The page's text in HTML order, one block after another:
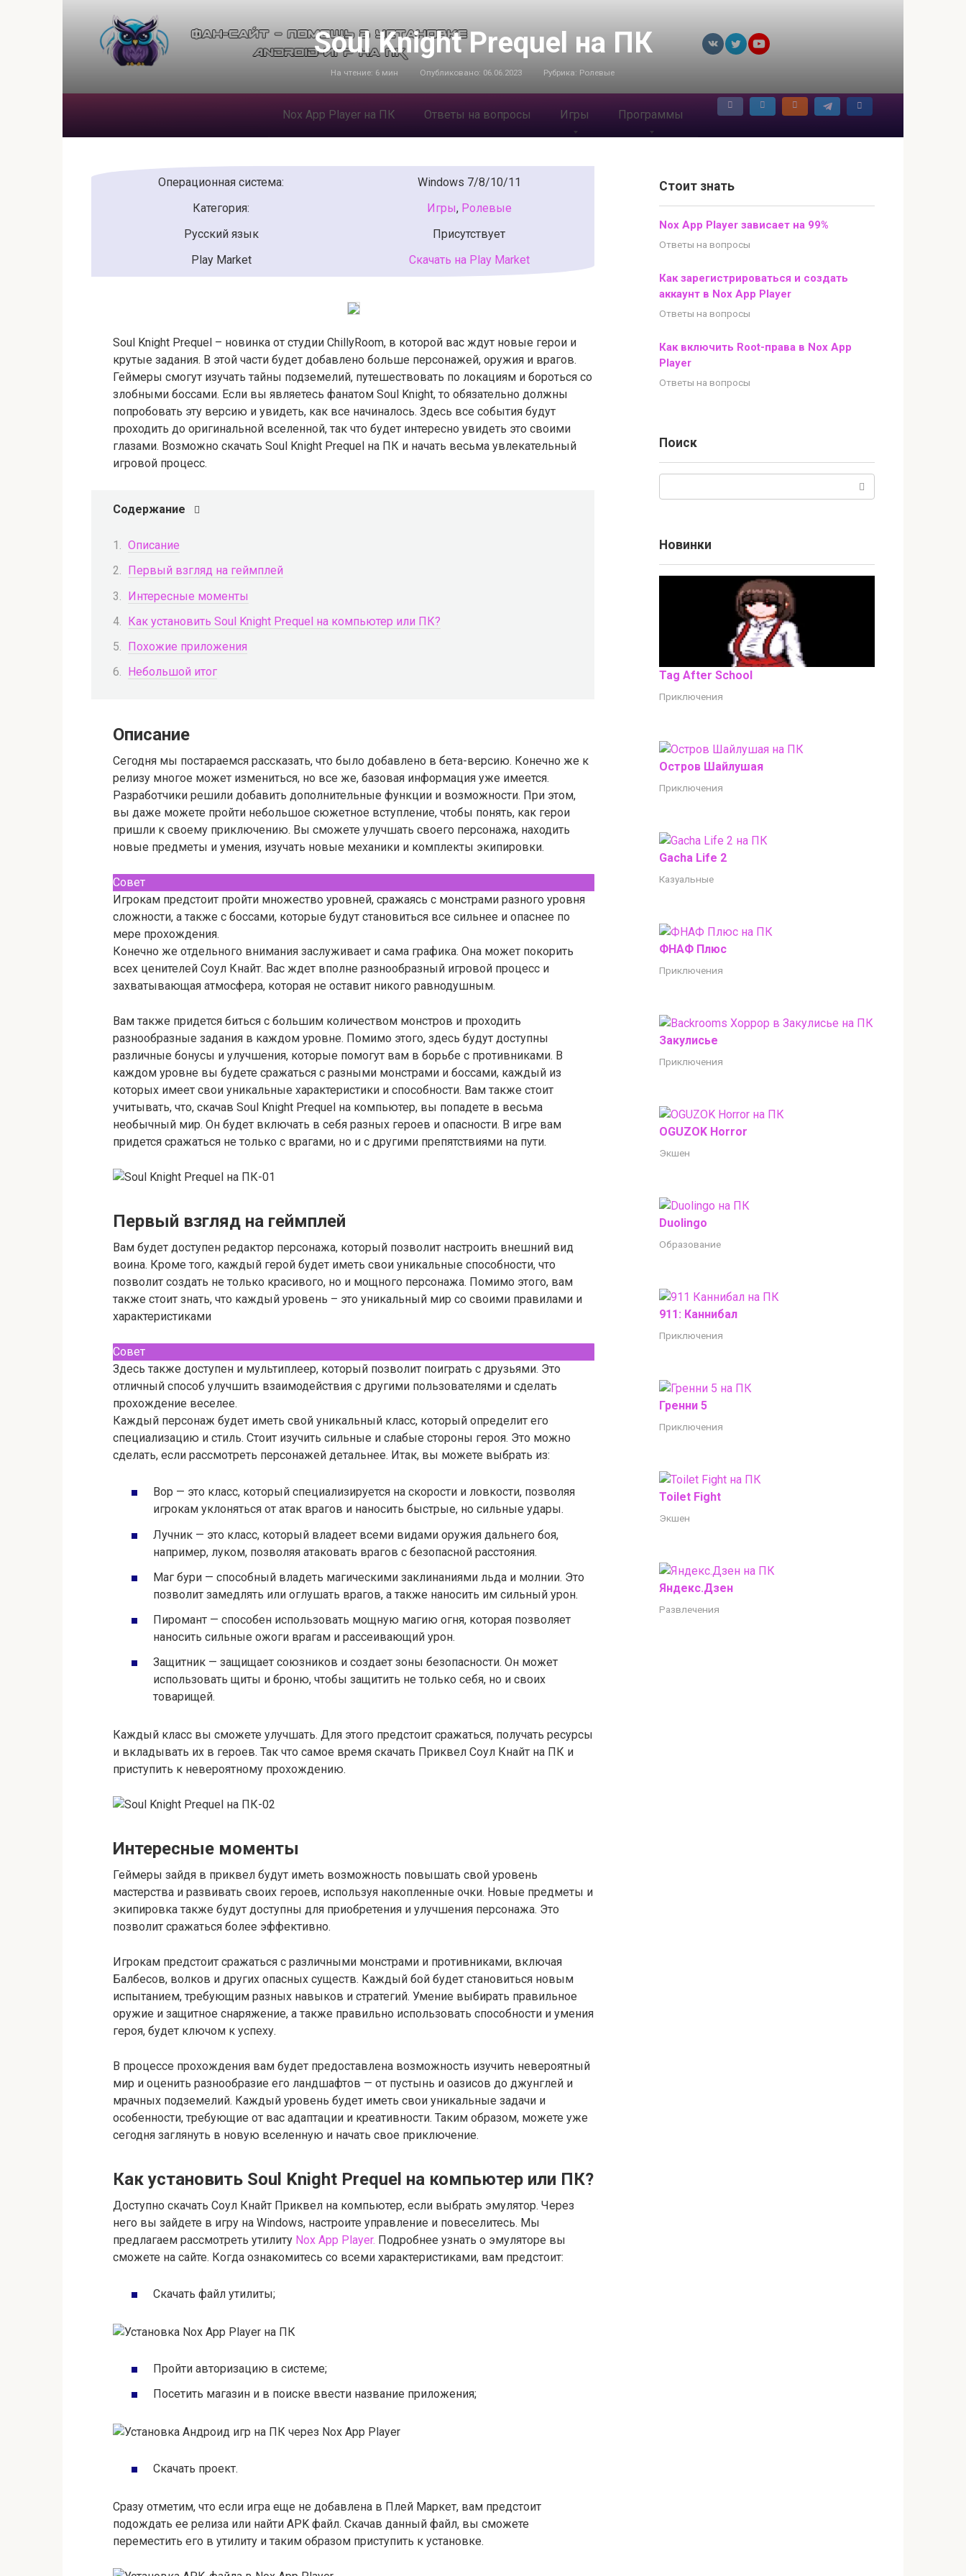
Nox App Player на ПК Ответы на вопросы Игры Программы
Soul Knight Prequel на ПК
На чтение: 6 мин Опубликовано: 06.06.2023 Рубрика: Ролевые
Операционная система:
Windows 7/8/10/11
Категория:
Игры, Ролевые
Русский язык
Присутствует
Play Market
Скачать на Play Market
Soul Knight Prequel – новинка от студии ChillyRoom, в которой вас ждут новые герои и
крутые задания. В этой части будет добавлено больше персонажей, оружия и врагов.
Геймеры смогут изучать тайны подземелий, путешествовать по локациям и бороться со
злобными боссами. Если вы являетесь фанатом Soul Knight, то обязательно должны
попробовать эту версию и увидеть, как все начиналось. Здесь все события будут
проходить до оригинальной вселенной, так что будет интересно увидеть это своими
глазами. Возможно скачать Soul Knight Prequel на ПК и начать весьма увлекательный
игровой процесс.
Содержание
Описание
Первый взгляд на геймплей
Интересные моменты
Как установить Soul Knight Prequel на компьютер или ПК?
Похожие приложения
Небольшой итог
Описание
Сегодня мы постараемся рассказать, что было добавлено в бета-версию. Конечно же к
релизу многое может измениться, но все же, базовая информация уже имеется.
Разработчики решили добавить дополнительные функции и возможности. При этом,
вы даже можете пройти небольшое сюжетное вступление, чтобы понять, как герои
пришли к своему приключению. Вы сможете улучшать своего персонажа, находить
новые предметы и умения, изучать новые механики и комплекты экипировки.
Совет
Игрокам предстоит пройти множество уровней, сражаясь с монстрами разного уровня
сложности, а также с боссами, которые будут становиться все сильнее и опаснее по
мере прохождения.
Конечно же отдельного внимания заслуживает и сама графика. Она может покорить
всех ценителей Соул Кнайт. Вас ждет вполне разнообразный игровой процесс и
захватывающая атмосфера, которая не оставит никого равнодушным.
Вам также придется биться с большим количеством монстров и проходить
разнообразные задания в каждом уровне. Помимо этого, здесь будут доступны
различные бонусы и улучшения, которые помогут вам в борьбе с противниками. В
каждом уровне вы будете сражаться с разными монстрами и боссами, каждый из
которых имеет свои уникальные характеристики и способности. Вам также стоит
учитывать, что, скачав Soul Knight Prequel на компьютер, вы попадете в весьма
необычный мир. Он будет включать в себя разных героев и опасности. В игре вам
придется сражаться не только с врагами, но и с другими препятствиями на пути.
Первый взгляд на геймплей
Вам будет доступен редактор персонажа, который позволит настроить внешний вид
воина. Кроме того, каждый герой будет иметь свои уникальные способности, что
позволит создать не только красивого, но и мощного персонажа. Помимо этого, вам
также стоит знать, что каждый уровень – это уникальный мир со своими правилами и
характеристиками
Совет
Здесь также доступен и мультиплеер, который позволит поиграть с друзьями. Это
отличный способ улучшить взаимодействия с другими пользователями и сделать
прохождение веселее.
Каждый персонаж будет иметь свой уникальный класс, который определит его
специализацию и стиль. Стоит изучить сильные и слабые стороны героя. Это можно
сделать, если рассмотреть персонажей детальнее. Итак, вы можете выбрать из:
Вор — это класс, который специализируется на скорости и ловкости, позволяя
игрокам уклоняться от атак врагов и наносить быстрые, но сильные удары.
Лучник — это класс, который владеет всеми видами оружия дальнего боя,
например, луком, позволяя атаковать врагов с безопасной расстояния.
Маг бури — способный владеть магическими заклинаниями льда и молнии. Это
позволит замедлять или оглушать врагов, а также наносить им сильный урон.
Пиромант — способен использовать мощную магию огня, которая позволяет
наносить сильные ожоги врагам и рассеивающий урон.
Защитник — защищает союзников и создает зоны безопасности. Он может
использовать щиты и броню, чтобы защитить не только себя, но и своих
товарищей.
Каждый класс вы сможете улучшать. Для этого предстоит сражаться, получать ресурсы
и вкладывать их в героев. Так что самое время скачать Приквел Соул Кнайт на ПК и
приступить к невероятному прохождению.
Интересные моменты
Геймеры зайдя в приквел будут иметь возможность повышать свой уровень
мастерства и развивать своих героев, используя накопленные очки. Новые предметы и
экипировка также будут доступны для приобретения и улучшения персонажа. Это
позволит сражаться более эффективно.
Игрокам предстоит сражаться с различными монстрами и противниками, включая
Балбесов, волков и других опасных существ. Каждый бой будет становиться новым
испытанием, требующим разных навыков и стратегий. Умение выбирать правильное
оружие и защитное снаряжение, а также правильно использовать способности и умения
героя, будет ключом к успеху.
В процессе прохождения вам будет предоставлена возможность изучить невероятный
мир и оценить разнообразие его ландшафтов — от пустынь и оазисов до джунглей и
мрачных подземелий. Каждый уровень будет иметь свои уникальные задачи и
особенности, требующие от вас адаптации и креативности. Таким образом, можете уже
сегодня заглянуть в новую вселенную и начать свое приключение.
Как установить Soul Knight Prequel на компьютер или ПК?
Доступно скачать Соул Кнайт Приквел на компьютер, если выбрать эмулятор. Через
него вы зайдете в игру на Windows, настроите управление и повеселитесь. Мы
предлагаем рассмотреть утилиту Nox App Player. Подробнее узнать о эмуляторе вы
сможете на сайте. Когда ознакомитесь со всеми характеристиками, вам предстоит:
Скачать файл утилиты;
Пройти авторизацию в системе;
Посетить магазин и в поиске ввести название приложения;
Скачать проект.
Сразу отметим, что если игра еще не добавлена в Плей Маркет, вам предстоит
подождать ее релиза или найти APK файл. Скачав данный файл, вы сможете
переместить его в утилиту и таким образом приступить к установке.
Стоит знать
Nox App Player зависает на 99%
Ответы на вопросы
Как зарегистрироваться и создать
аккаунт в Nox App Player
Ответы на вопросы
Как включить Root-права в Nox App
Player
Ответы на вопросы
Поиск
Новинки
Tag After School
Приключения
Остров Шайлушая
Приключения
Gacha Life 2
Казуальные
ФНАФ Плюс
Приключения
Закулисье
Приключения
OGUZOK Horror
Экшен
Duolingo
Образование
911: Каннибал
Приключения
Гренни 5
Приключения
Toilet Fight
Экшен
Яндекс.Дзен
Развлечения